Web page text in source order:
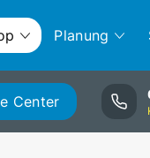
Planung
Center